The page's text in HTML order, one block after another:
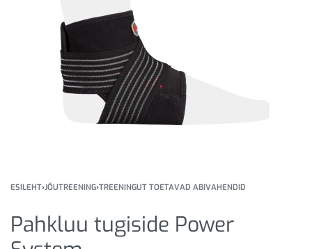
ESILEHT›JÕUTREENING›TREENINGUT TOETAVAD ABIVAHENDID
Pahkluu tugiside Power